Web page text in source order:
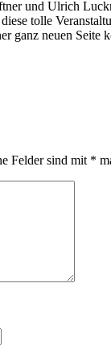
und Ulrich
tolle
ganz neuen Seite
Felder sind mit *